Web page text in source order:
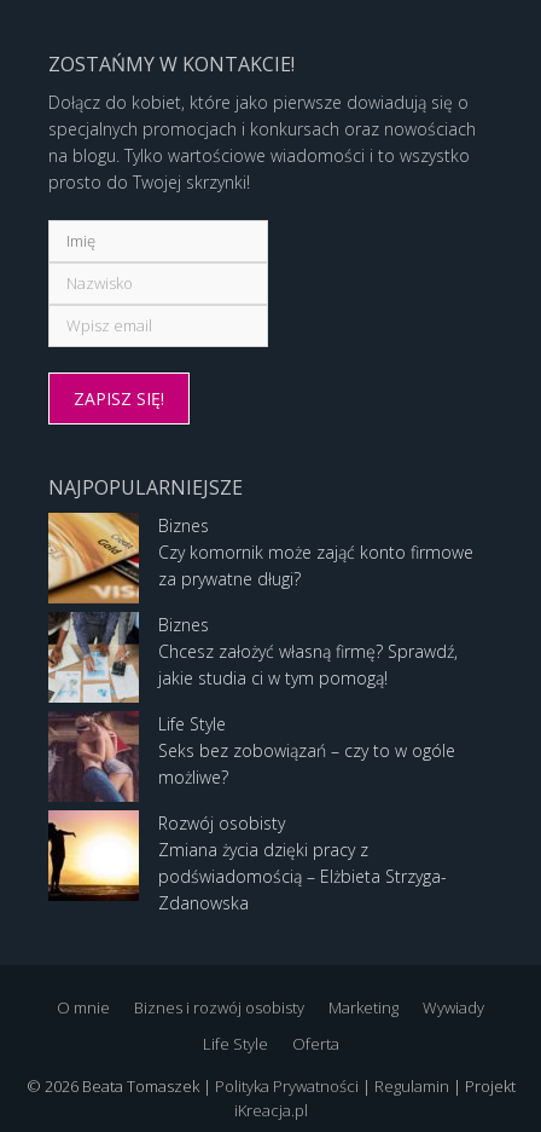
ZOSTAŃMY W KONTAKCIE!
Dołącz do kobiet, które jako pierwsze dowiadują się o
specjalnych promocjach i konkursach oraz nowościach
na blogu. Tylko wartościowe wiadomości i to wszystko
prosto do Twojej skrzynki!
NAJPOPULARNIEJSZE
Biznes
Czy komornik może zająć konto firmowe
za prywatne długi?
Biznes
Chcesz założyć własną firmę? Sprawdź,
jakie studia ci w tym pomogą!
Life Style
Seks bez zobowiązań – czy to w ogóle
możliwe?
Rozwój osobisty
Zmiana życia dzięki pracy z
podświadomością – Elżbieta Strzyga-
Zdanowska
O mnie Biznes i rozwój osobisty Marketing
Wywiady
Life Style
Oferta
© 2026 Beata Tomaszek | Polityka Prywatności | Regulamin | Projekt
iKreacja.pl